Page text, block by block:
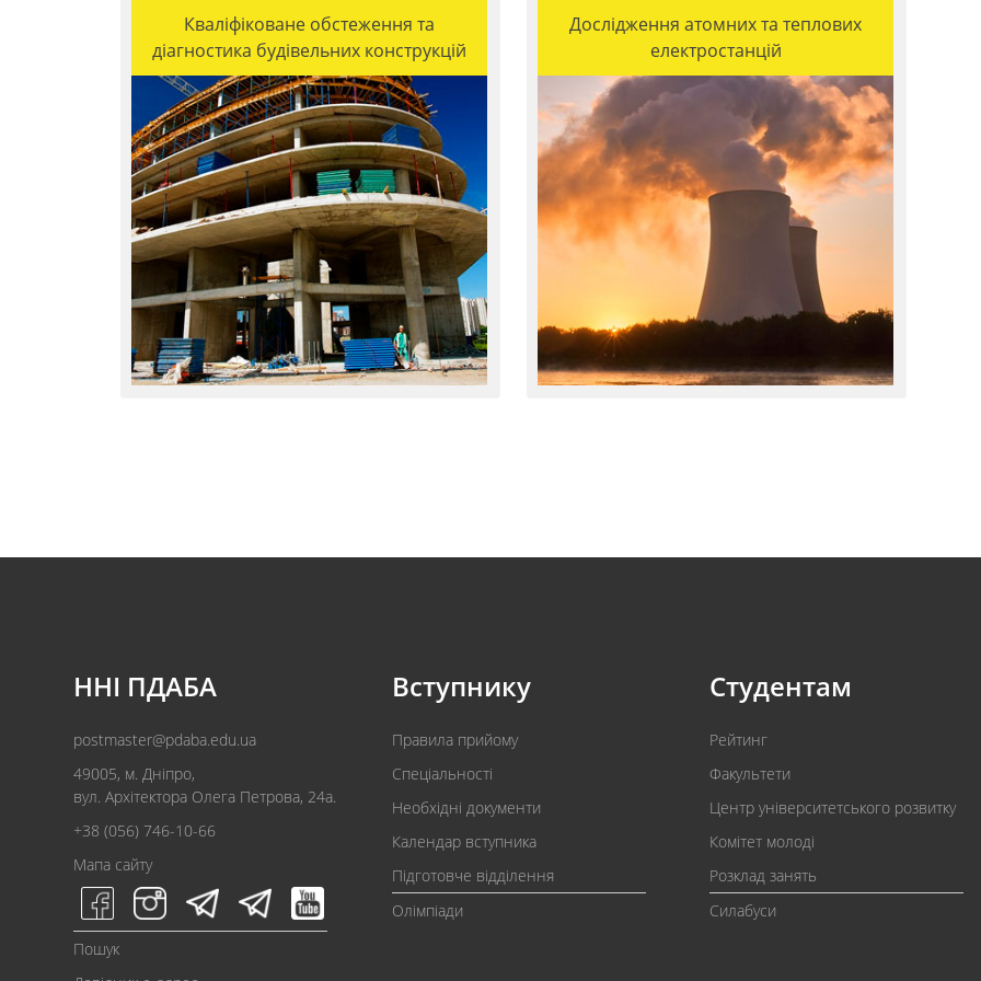
Кваліфіковане обстеження та
діагностика будівельних конструкцій
Дослідження атомних та теплових
електростанцій
ННІ ПДАБА
postmaster@pdaba.edu.ua
49005, м. Дніпро,
вул. Архітектора Олега Петрова, 24а.
+38 (056) 746-10-66
Мапа сайту
Пошук
Вступнику
Правила прийому
Спеціальності
Необхідні документи
Календар вступника
Підготовче відділення
Олімпіади
Студентам
Рейтинг
Факультети
Центр університетського розвитку
Комітет молоді
Розклад занять
Силабуси